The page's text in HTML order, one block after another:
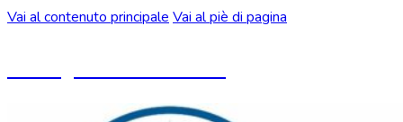
Vai al contenuto principale Vai al piè di pagina